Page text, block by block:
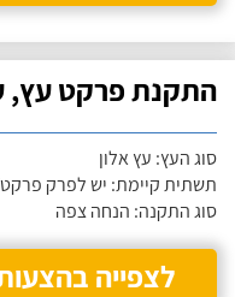
התקנת פרקט עץ,
סוג העץ: עץ אלון
תשתית קיימת: יש לפרק
סוג התקנה: הנחה צפה
לצפייה